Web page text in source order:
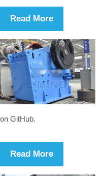
Read More
on GitHub.
Read More